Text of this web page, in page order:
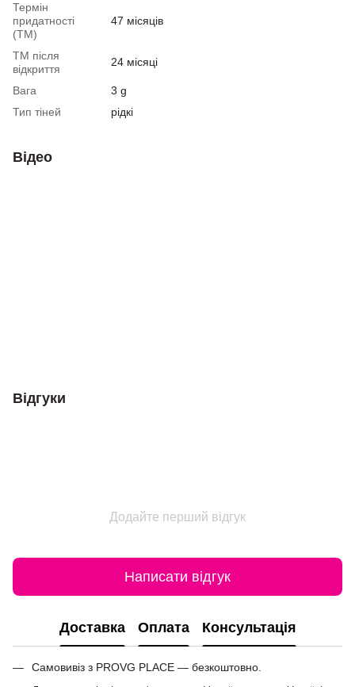
Термін
придатності
(ТМ)
47 місяців
ТМ після
відкриття
24 місяці
Вага
3 g
Тип тіней
рідкі
Відео
Відгуки
Додайте перший відгук
Написати відгук
Доставка Оплата Консультація
Самовивіз з PROVG PLACE — безкоштовно.